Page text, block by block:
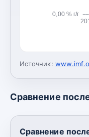
0,00 % г/г
Источник:
Сравнение
Сравнение